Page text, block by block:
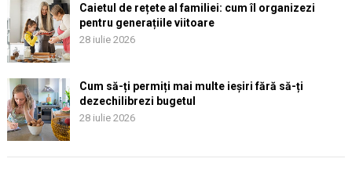
Caietul de rețete al familiei: cum îl organizezi
pentru generațiile viitoare
28 iulie 2026
Cum să-ți permiți mai multe ieșiri fără să-ți
dezechilibrezi bugetul
28 iulie 2026